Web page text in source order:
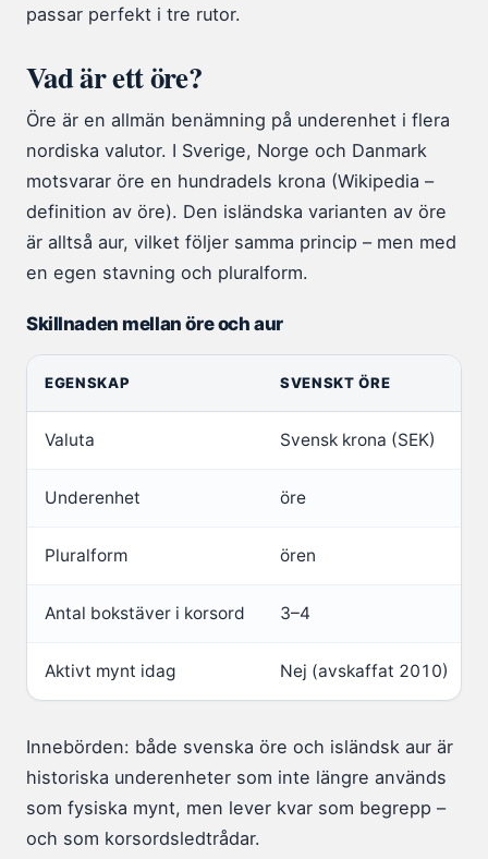
passar perfekt i tre rutor.
Vad är ett öre?
Öre är en allmän benämning på underenhet i flera
nordiska valutor. I Sverige, Norge och Danmark
motsvarar öre en hundradels krona (Wikipedia –
definition av öre). Den isländska varianten av öre
är alltså aur, vilket följer samma princip – men med
en egen stavning och pluralform.
Skillnaden mellan öre och aur
EGENSKAP SVENSKT ÖRE
Valuta Svensk krona (SEK)
Underenhet öre
Pluralform ören
Antal bokstäver i korsord 3–4
Aktivt mynt idag Nej (avskaffat 2010)
Innebörden: både svenska öre och isländsk aur är
historiska underenheter som inte längre används
som fysiska mynt, men lever kvar som begrepp –
och som korsordsledtrådar.